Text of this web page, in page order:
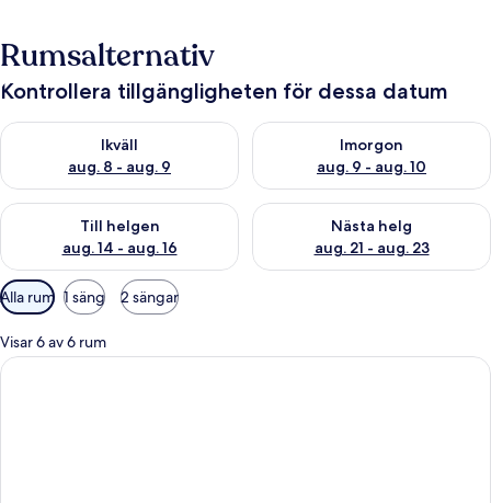
Rumsalternativ
Kontrollera tillgängligheten för dessa datum
Ikväll
aug. 8 - aug. 9
Kontrollera tillgängligheten för ikväll aug. 8 - aug. 9
Imorgon
aug. 9 - aug. 10
Kontrollera tillgängligheten
Till helgen
aug. 14 - aug. 16
Kontrollera tillgängligheten för den här helgen aug. 14 - aug.
Nästa helg
aug. 21 - aug. 23
Kontrollera tillgängligheten
Tillgängliga
filter
för
rum
Alla rum 1 säng 2 sängar
Visar 6 av 6 rum